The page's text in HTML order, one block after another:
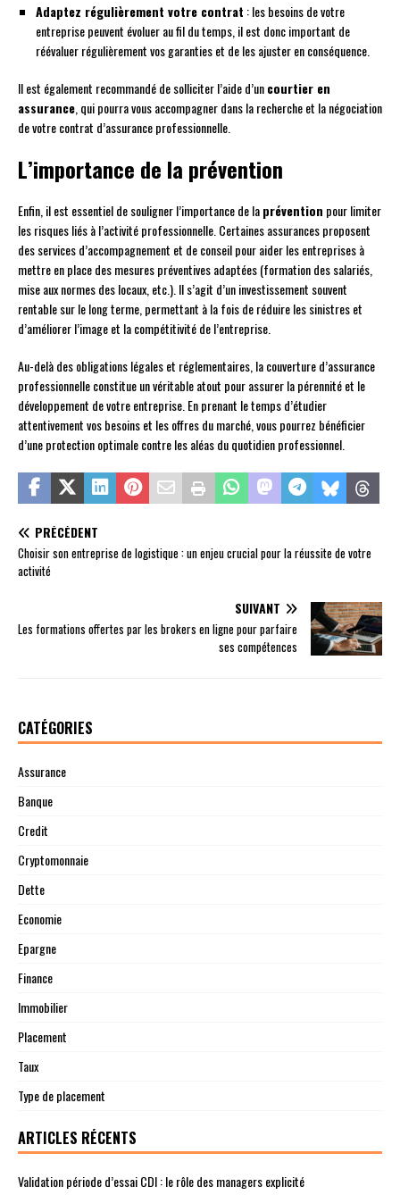
Adaptez régulièrement votre contrat : les besoins de votre
entreprise peuvent évoluer au fil du temps, il est donc important de
réévaluer régulièrement vos garanties et de les ajuster en conséquence.
Il est également recommandé de solliciter l’aide d’uncourtier en
assurance , qui pourra vous accompagner dans la recherche et la négociation
de votre contrat d’assurance professionnelle.
L’importance de la prévention
Enfin, il est essentiel de souligner l’importance de laprévention pour limiter
les risques liés à l’activité professionnelle. Certaines assurances proposent
des services d’accompagnement et de conseil pour aider les entreprises à
mettre en place des mesures préventives adaptées (formation des salariés,
mise aux normes des locaux, etc.). Il s’agit d’un investissement souvent
rentable sur le long terme, permettant à la fois de réduire les sinistres et
d’améliorer l’image et la compétitivité de l’entreprise.
Au-delà des obligations légales et réglementaires, la couverture d’assurance
professionnelle constitue un véritable atout pour assurer la pérennité et le
développement de votre entreprise. En prenant le temps d’étudier
attentivement vos besoins et les offres du marché, vous pourrez bénéficier
d’une protection optimale contre les aléas du quotidien professionnel.
PRÉCÉDENT
Choisir son entreprise de logistique : un enjeu crucial pour la réussite de votre
activité
SUIVANT
Les formations offertes par les brokers en ligne pour parfaire
ses compétences
CATÉGORIES
Assurance
Banque
Credit
Cryptomonnaie
Dette
Economie
Epargne
Finance
Immobilier
Placement
Taux
Type de placement
ARTICLES RÉCENTS
Validation période d’essai CDI : le rôle des managers explicité